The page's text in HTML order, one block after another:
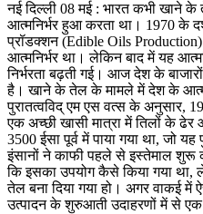
नई दिल्ली 08 मई : भारत कभी खाने
आत्मनिर्भर हुआ करता था। 1970
प्रॉडक्शन (Edible Oils
आत्मनिर्भर था। लेकिन बाद में यह
निर्भरता बढ़ती गई। आज देश के
है। खाने के तेल के मामले में देश के
पुरातत्वविद् एम एस वत्स के अनुसार,
एक अच्छी खासी मात्रा में तिलों के
3500 ईसा पूर्व में पाया गया था, जो
इंसानों ने काफी पहले से इस्तेमाल शुरू
कि इसका उपयोग कैसे किया गया
तेल बना दिया गया हो। अगर वाकई में
उत्पादन के शुरुआती उदाहरणों में से एक